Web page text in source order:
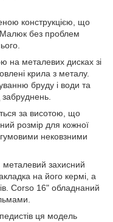
конструкцією, що
Малюк без проблем
на металевих дисках зі
крила з металу.
бруду і води та
за висотою, що
розмір для кожної
нековзними
металевий захисний
на його кермі, а
Corso 16" обладнаний
ця модель